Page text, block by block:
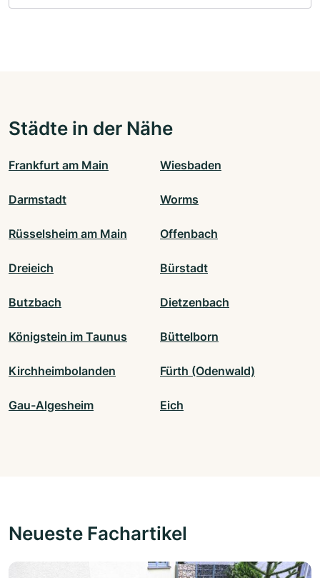
Städte in der Nähe
Frankfurt am Main Wiesbaden
Darmstadt Worms
Rüsselsheim am Main Offenbach
Dreieich Bürstadt
Butzbach Dietzenbach
Königstein im Taunus Büttelborn
Kirchheimbolanden Fürth (Odenwald)
Gau-Algesheim Eich
Neueste Fachartikel